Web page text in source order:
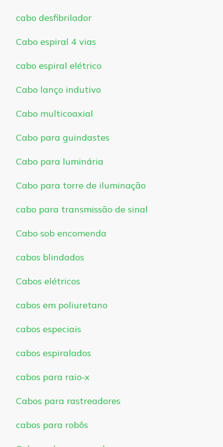
cabo desfibrilador
Cabo espiral 4 vias
cabo espiral elétrico
Cabo lanço indutivo
Cabo multicoaxial
Cabo para guindastes
Cabo para luminária
Cabo para torre de iluminação
cabo para transmissão de sinal
Cabo sob encomenda
cabos blindados
Cabos elétricos
cabos em poliuretano
cabos especiais
cabos espiralados
cabos para raio-x
Cabos para rastreadores
cabos para robôs